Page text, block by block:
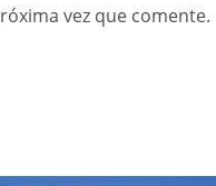
vez que comente.